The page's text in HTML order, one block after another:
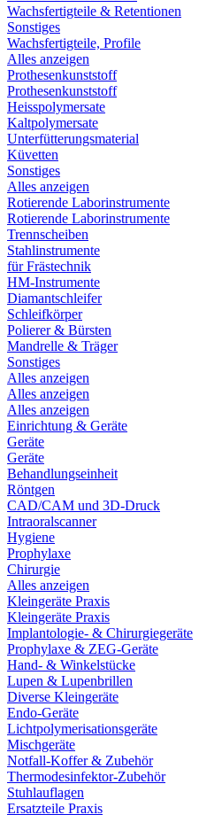
Wachsfertigteile & Retentionen
Sonstiges
Wachsfertigteile, Profile
Alles anzeigen
Prothesenkunststoff
Prothesenkunststoff
Heisspolymersate
Kaltpolymersate
Unterfütterungsmaterial
Küvetten
Sonstiges
Alles anzeigen
Rotierende Laborinstrumente
Rotierende Laborinstrumente
Trennscheiben
Stahlinstrumente
für Frästechnik
HM-Instrumente
Diamantschleifer
Schleifkörper
Polierer & Bürsten
Mandrelle & Träger
Sonstiges
Alles anzeigen
Alles anzeigen
Alles anzeigen
Einrichtung & Geräte
Geräte
Geräte
Behandlungseinheit
Röntgen
CAD/CAM und 3D-Druck
Intraoralscanner
Hygiene
Prophylaxe
Chirurgie
Alles anzeigen
Kleingeräte Praxis
Kleingeräte Praxis
Implantologie- & Chirurgiegeräte
Prophylaxe & ZEG-Geräte
Hand- & Winkelstücke
Lupen & Lupenbrillen
Diverse Kleingeräte
Endo-Geräte
Lichtpolymerisationsgeräte
Mischgeräte
Notfall-Koffer & Zubehör
Thermodesinfektor-Zubehör
Stuhlauflagen
Ersatzteile Praxis